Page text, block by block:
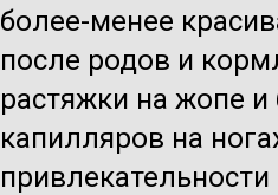
более-менее
после родов и
растяжки на жопе
капилляров на